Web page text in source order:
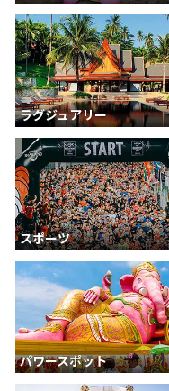
ラグジュアリー
スポーツ
パワースポット